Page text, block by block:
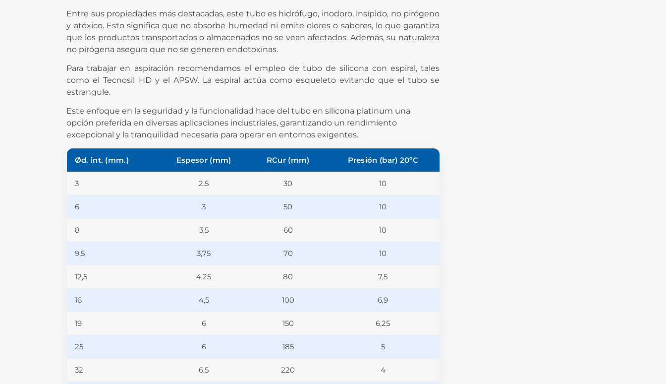
Entre sus propiedades más destacadas, este tubo es hidrófugo, inodoro, insípido, no pirógeno
y atóxico. Esto significa que no absorbe humedad ni emite olores o sabores, lo que garantiza
que los productos transportados o almacenados no se vean afectados. Además, su naturaleza
no pirógena asegura que no se generen endotoxinas.
Para trabajar en aspiración recomendamos el empleo de tubo de silicona con espiral, tales
como el Tecnosil HD y el APSW. La espiral actúa como esqueleto evitando que el tubo se
estrangule.
Este enfoque en la seguridad y la funcionalidad hace del tubo en silicona platinum una
opción preferida en diversas aplicaciones industriales, garantizando un rendimiento
excepcional y la tranquilidad necesaria para operar en entornos exigentes.
Ød. int. (mm.) Espesor (mm) RCur (mm) Presión (bar) 20ºC
3 2,5 30 10
6 3 50 10
8 3,5 60 10
9,5 3,75 70 10
12,5 4,25 80 7,5
16 4,5 100 6,9
19 6 150 6,25
25 6 185 5
32 6,5 220 4